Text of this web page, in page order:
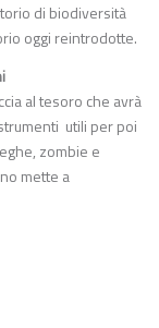
di biodiversità
oggi reintrodotte.
al tesoro che avrà
utili per poi
zombie e
mette a